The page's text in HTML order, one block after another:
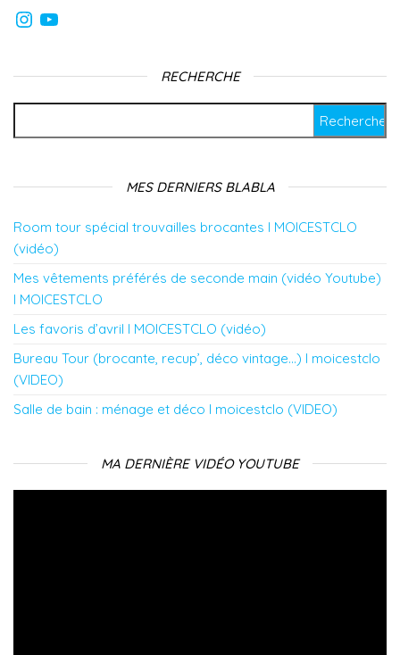
Instagram
YouTube
RECHERCHE
MES DERNIERS BLABLA
Room tour spécial trouvailles brocantes l MOICESTCLO
(vidéo)
Mes vêtements préférés de seconde main (vidéo Youtube)
l MOICESTCLO
Les favoris d’avril l MOICESTCLO (vidéo)
Bureau Tour (brocante, recup’, déco vintage…) l moicestclo
(VIDEO)
Salle de bain : ménage et déco l moicestclo (VIDEO)
MA DERNIÈRE VIDÉO YOUTUBE